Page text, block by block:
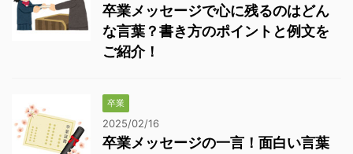
卒業メッセージで心に残るのはどん
な言葉？書き方のポイントと例文を
ご紹介！
卒業
2025/02/16
卒業メッセージの一言！面白い言葉